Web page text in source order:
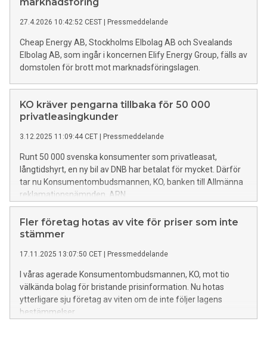
27.4.2026 10:42:52 CEST Pressmeddelande
Cheap Energy AB, Stockholms Elbolag AB och Svealands
Elbolag AB, som ingår i koncernen Elify Energy Group, fälls av
domstolen för brott mot marknadsföringslagen.
KO kräver pengarna tillbaka för 50 000
privatleasingkunder
3.12.2025 11:09:44 CET Pressmeddelande
Runt 50 000 svenska konsumenter som privatleasat,
långtidshyrt, en ny bil av DNB har betalat för mycket. Därför
tar nu Konsumentombudsmannen, KO, banken till Allmänna
reklamationsnämnden, ARN.
Fler företag hotas av vite för priser som inte
stämmer
17.11.2025 13:07:50 CET Pressmeddelande
I våras agerade Konsumentombudsmannen, KO, mot tio
välkända bolag för bristande prisinformation. Nu hotas
ytterligare sju företag av viten om de inte följer lagens
bestämmelser.